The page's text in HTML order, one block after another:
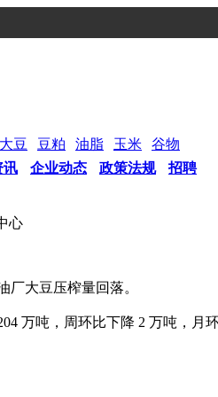
大豆 豆粕 油脂 玉米
谷物
讯
企业动态 政策法规 招聘
心
厂大豆压榨量回落。
万吨，周环比下降 2 万吨，